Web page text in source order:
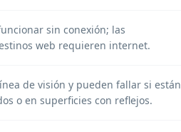
sin conexión; las
web requieren internet.
de visión y pueden fallar si están
o en superficies con reflejos.